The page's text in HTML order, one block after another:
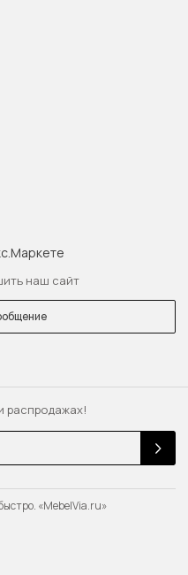
распродажах!
наш сайт
«MebelVia.ru»